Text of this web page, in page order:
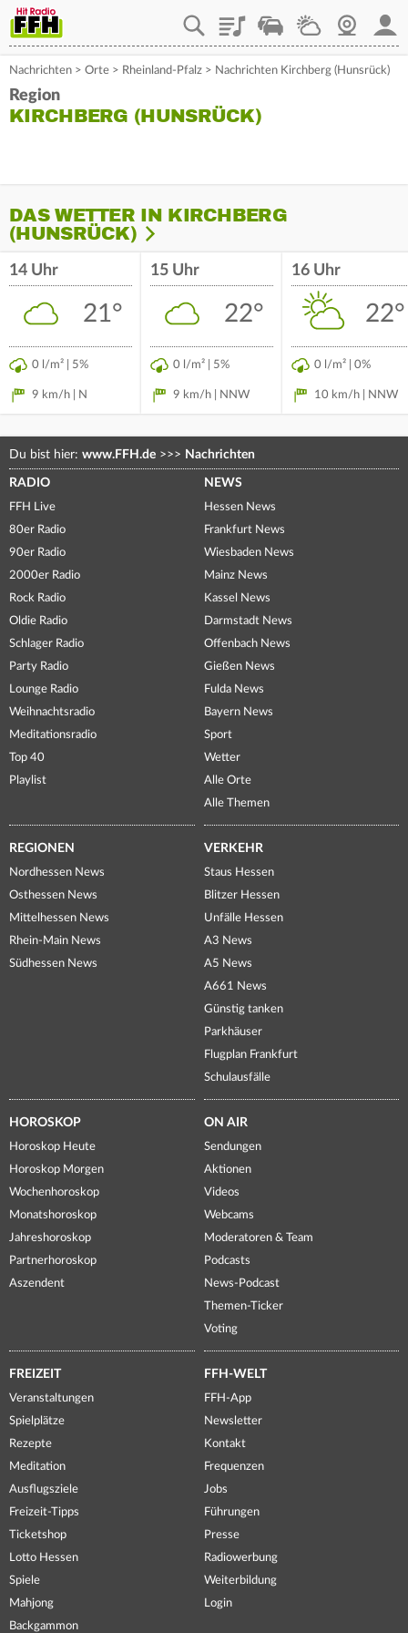
PlaylistStaupilotWetterWebcam
Nachrichten > Orte > Rheinland-Pfalz > Nachrichten Kirchberg (Hunsrück)
Region
KIRCHBERG (HUNSRÜCK)
DAS WETTER IN KIRCHBERG
(HUNSRÜCK)
14 Uhr
21°
0 l/m² | 5%
9 km/h | N
15 Uhr
22°
0 l/m² | 5%
9 km/h | NNW
16 Uhr
22°
0 l/m² | 0%
10 km/h | NNW
Du bist hier: www.FFH.de >>> Nachrichten
RADIO
FFH Live
80er Radio
90er Radio
2000er Radio
Rock Radio
Oldie Radio
Schlager Radio
Party Radio
Lounge Radio
Weihnachtsradio
Meditationsradio
Top 40
Playlist
NEWS
Hessen News
Frankfurt News
Wiesbaden News
Mainz News
Kassel News
Darmstadt News
Offenbach News
Gießen News
Fulda News
Bayern News
Sport
Wetter
Alle Orte
Alle Themen
REGIONEN
Nordhessen News
Osthessen News
Mittelhessen News
Rhein-Main News
Südhessen News
VERKEHR
Staus Hessen
Blitzer Hessen
Unfälle Hessen
A3 News
A5 News
A661 News
Günstig tanken
Parkhäuser
Flugplan Frankfurt
Schulausfälle
HOROSKOP
Horoskop Heute
Horoskop Morgen
Wochenhoroskop
Monatshoroskop
Jahreshoroskop
Partnerhoroskop
Aszendent
ON AIR
Sendungen
Aktionen
Videos
Webcams
Moderatoren & Team
Podcasts
News-Podcast
Themen-Ticker
Voting
FREIZEIT
Veranstaltungen
Spielplätze
Rezepte
Meditation
Ausflugsziele
Freizeit-Tipps
Ticketshop
Lotto Hessen
Spiele
Mahjong
Backgammon
FFH-WELT
FFH-App
Newsletter
Kontakt
Frequenzen
Jobs
Führungen
Presse
Radiowerbung
Weiterbildung
Login